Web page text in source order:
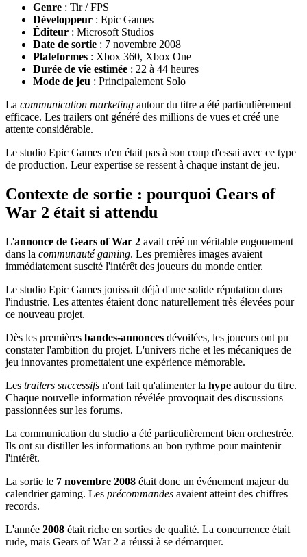
Genre : Tir / FPS
Développeur : Epic Games
Éditeur : Microsoft Studios
Date de sortie : 7 novembre 2008
Plateformes : Xbox 360, Xbox One
Durée de vie estimée : 22 à 44 heures
Mode de jeu : Principalement Solo
La communication marketing autour du titre a été particulièrement
efficace. Les trailers ont généré des millions de vues et créé une
attente considérable.
Le studio Epic Games n'en était pas à son coup d'essai avec ce type
de production. Leur expertise se ressent à chaque instant de jeu.
Contexte de sortie : pourquoi Gears of
War 2 était si attendu
L'annonce de Gears of War 2 avait créé un véritable engouement
dans la communauté gaming. Les premières images avaient
immédiatement suscité l'intérêt des joueurs du monde entier.
Le studio Epic Games jouissait déjà d'une solide réputation dans
l'industrie. Les attentes étaient donc naturellement très élevées pour
ce nouveau projet.
Dès les premières bandes-annonces dévoilées, les joueurs ont pu
constater l'ambition du projet. L'univers riche et les mécaniques de
jeu innovantes promettaient une expérience mémorable.
Les trailers successifs n'ont fait qu'alimenter la hype autour du titre.
Chaque nouvelle information révélée provoquait des discussions
passionnées sur les forums.
La communication du studio a été particulièrement bien orchestrée.
Ils ont su distiller les informations au bon rythme pour maintenir
l'intérêt.
La sortie le 7 novembre 2008 était donc un événement majeur du
calendrier gaming. Les précommandes avaient atteint des chiffres
records.
L'année 2008 était riche en sorties de qualité. La concurrence était
rude, mais Gears of War 2 a réussi à se démarquer.